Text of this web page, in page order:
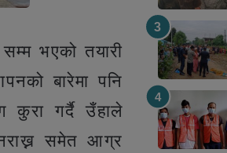
भएको तयारी
बारेमा पनि
कुरा गर्दै उँहाले
समेत आग्र